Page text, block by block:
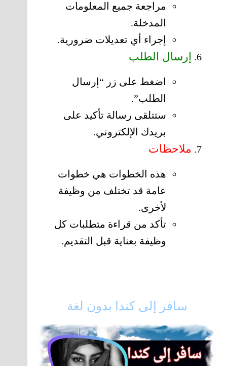
مراجعة جميع المعلومات
المدخلة.
إجراء أي تعديلات ضرورية.
إرسال الطلب
اضغط على زر “إرسال
الطلب”.
ستتلقى رسالة تأكيد على
بريدك الإلكتروني.
ملاحظات
هذه الخطوات هي خطوات
عامة قد تختلف من وظيفة
لأخرى.
تأكد من قراءة متطلبات كل
وظيفة بعناية قبل التقديم.
سافر إلى كندا بدون لغة